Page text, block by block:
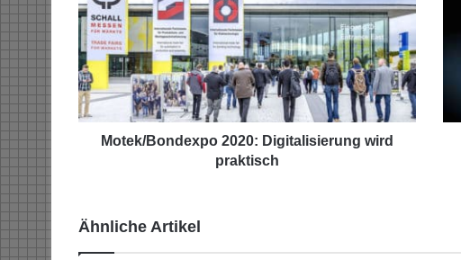
t
e
k
/
B
o
n
o
2
0
Motek/Bondexpo 2020: Digitalisierung wird
praktisch
y
a
Ähnliche Artikel